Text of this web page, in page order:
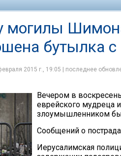
могилы
бутылка
2015 г., 19:05 | последнее
Вечером в
еврейского мудреца
злоумышленником
Сообщений о
Иерусалимская